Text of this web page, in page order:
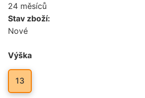
24 měsíců
Stav zboží:
Nové
Výška
13